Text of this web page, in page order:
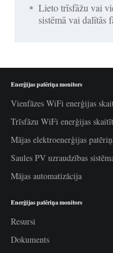
Lieto trīsfāžu vai
sistēmā vai dalītās
Enerģijas patēriņa monitors
Vienfāzes WiFi enerģijas
Trīsfāzu WiFi enerģijas
Mājas elektroenerģijas
Saules PV uzraudzības
Mājas automatizācija
Enerģijas patēriņa monitors
Resursi
Dokuments